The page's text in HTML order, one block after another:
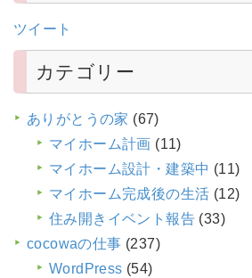
ツイート
カテゴリー
ありがとうの家 (67)
マイホーム計画 (11)
マイホーム設計・建築中 (11)
マイホーム完成後の生活 (12)
住み開きイベント報告 (33)
cocowaの仕事 (237)
WordPress (54)